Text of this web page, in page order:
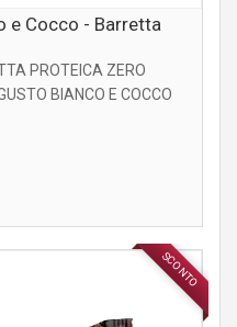
e Cocco - Barretta
PROTEICA ZERO
BIANCO E COCCO
SCONTO
INTEGRATORI